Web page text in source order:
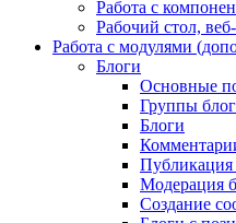
Работа с
Рабочий стол,
Работа с модулями
Блоги
Основные
Группы
Блоги
Публикация
Модерация
Создание